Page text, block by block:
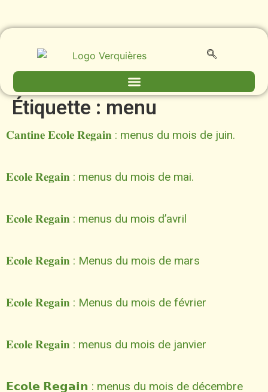
Étiquette : menu
𝐂𝐚𝐧𝐭𝐢𝐧𝐞 𝐄𝐜𝐨𝐥𝐞 𝐑𝐞𝐠𝐚𝐢𝐧 : menus du mois de juin.
𝐄𝐜𝐨𝐥𝐞 𝐑𝐞𝐠𝐚𝐢𝐧 : menus du mois de mai.
𝐄𝐜𝐨𝐥𝐞 𝐑𝐞𝐠𝐚𝐢𝐧 : menus du mois d’avril
𝐄𝐜𝐨𝐥𝐞 𝐑𝐞𝐠𝐚𝐢𝐧 : Menus du mois de mars
𝐄𝐜𝐨𝐥𝐞 𝐑𝐞𝐠𝐚𝐢𝐧 : Menus du mois de février
𝐄𝐜𝐨𝐥𝐞 𝐑𝐞𝐠𝐚𝐢𝐧 : menus du mois de janvier
𝗘𝗰𝗼𝗹𝗲 𝗥𝗲𝗴𝗮𝗶𝗻 : menus du mois de décembre